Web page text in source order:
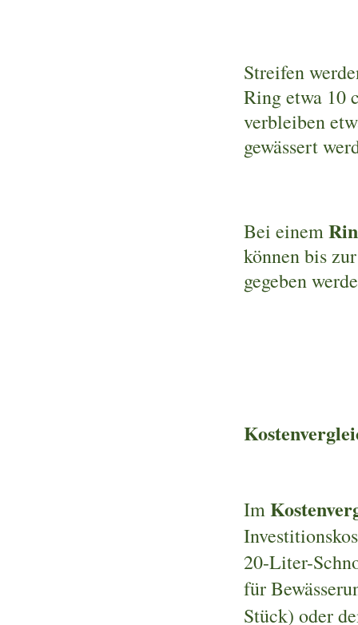
Streifen
Ring etwa 10
verbleiben
gewässert
Bei einem
können bis
gegeben
Im
20-Liter-
für
Stück) oder